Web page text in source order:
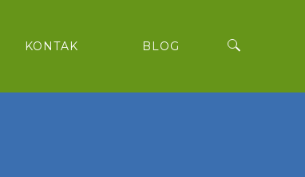
KONTAK BLOG